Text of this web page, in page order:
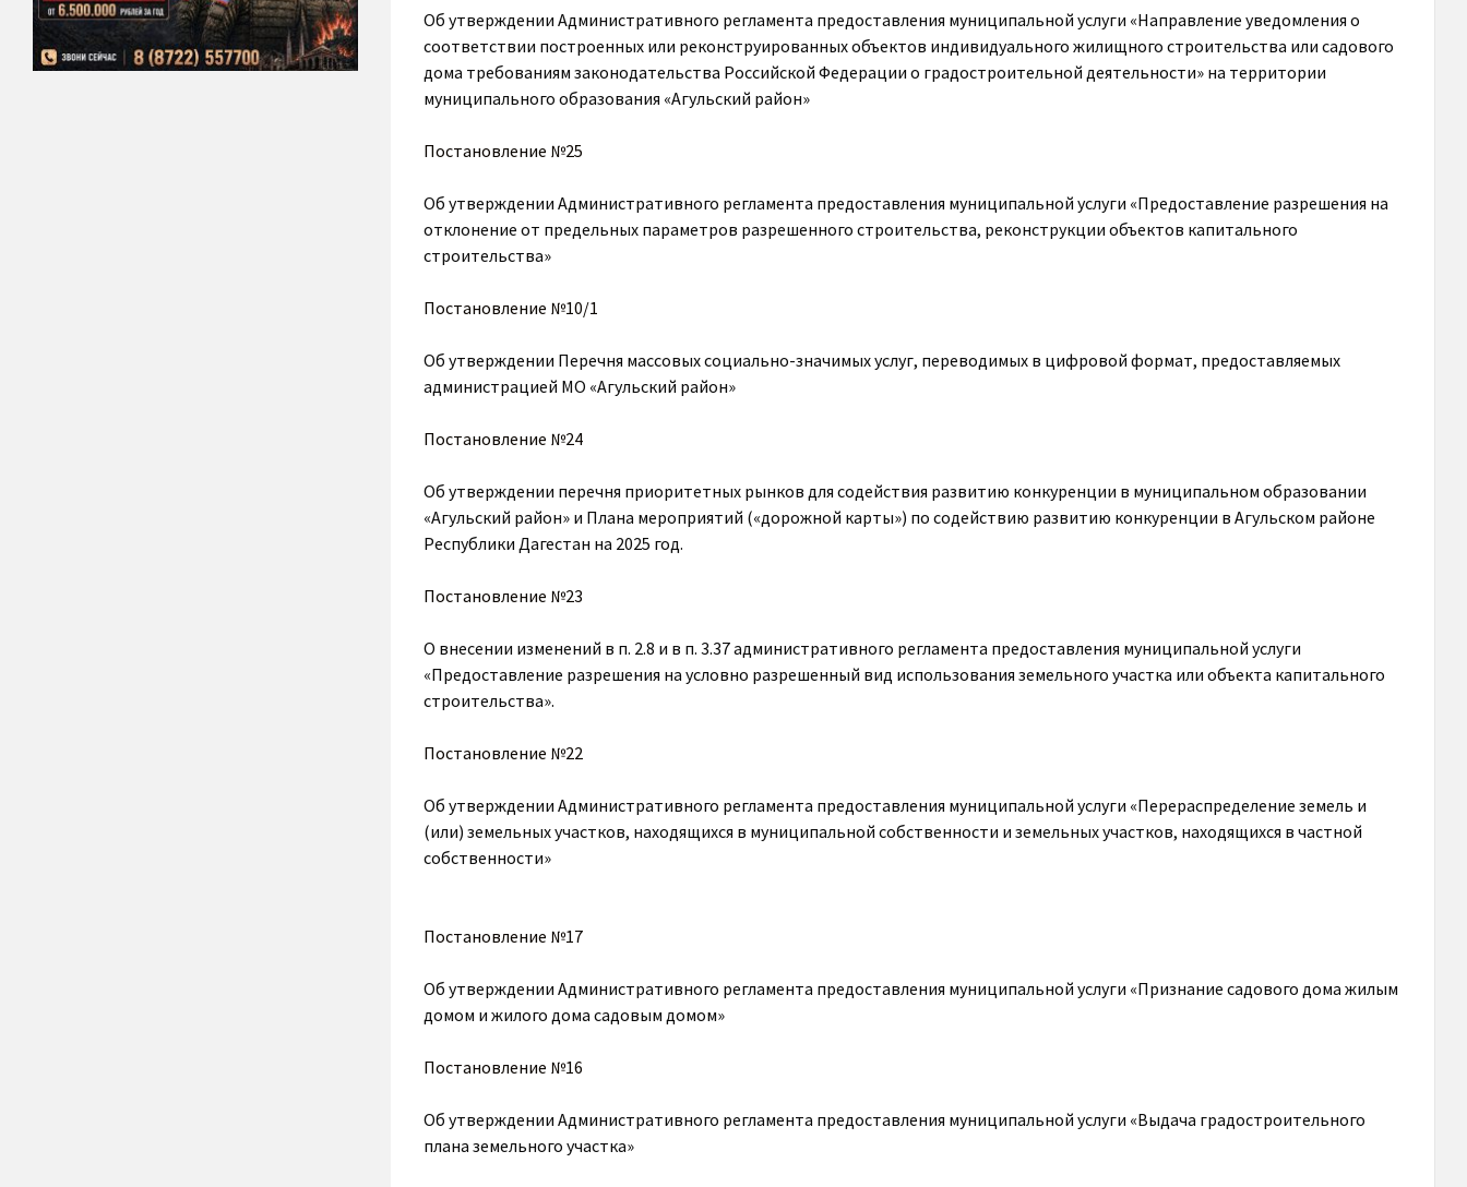
Об утверждении Административного регламента предоставления муниципальной услуги «Направление уведомления о
соответствии построенных или реконструированных объектов индивидуального жилищного строительства или садового
дома требованиям законодательства Российской Федерации о градостроительной деятельности» на территории
муниципального образования «Агульский район»
Постановление №25
Об утверждении Административного регламента предоставления муниципальной услуги «Предоставление разрешения на
отклонение от предельных параметров разрешенного строительства, реконструкции объектов капитального
строительства»
Постановление №10/1
Об утверждении Перечня массовых социально-значимых услуг, переводимых в цифровой формат, предоставляемых
администрацией МО «Агульский район»
Постановление №24
Об утверждении перечня приоритетных рынков для содействия развитию конкуренции в муниципальном образовании
«Агульский район» и Плана мероприятий («дорожной карты») по содействию развитию конкуренции в Агульском районе
Республики Дагестан на 2025 год.
Постановление №23
О внесении изменений в п. 2.8 и в п. 3.37 административного регламента предоставления муниципальной услуги
«Предоставление разрешения на условно разрешенный вид использования земельного участка или объекта капитального
строительства».
Постановление №22
Об утверждении Административного регламента предоставления муниципальной услуги «Перераспределение земель и
(или) земельных участков, находящихся в муниципальной собственности и земельных участков, находящихся в частной
собственности»
Постановление №17
Об утверждении Административного регламента предоставления муниципальной услуги «Признание садового дома жилым
домом и жилого дома садовым домом»
Постановление №16
Об утверждении Административного регламента предоставления муниципальной услуги «Выдача градостроительного
плана земельного участка»